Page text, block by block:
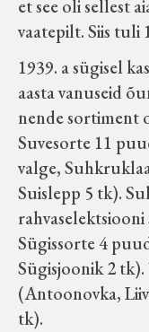
et see oli sellest
vaatepilt. Siis tuli
1939. a sügisel
aasta vanuseid
nende sortiment
Suvesorte 11
valge,
Suislepp 5 tk).
Sügissorte 4
Sügisjoonik 2
(Antoonovka,
tk).